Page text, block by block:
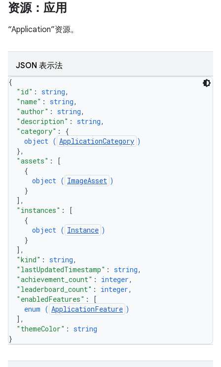
资源：应用
“Application”资源。
JSON 表示法
{
"id" : string,
"name" : string,
"author" : string,
"description" : string,
"category" : {
object ( ApplicationCategory )
},
"assets" :
[
{
object ( ImageAsset )
}
] ,
"instances" :
[
{
object ( Instance )
}
] ,
"kind" : string,
"lastUpdatedTimestamp" : string,
"achievement_count" : integer,
"leaderboard_count" : integer,
"enabledFeatures" :
[
enum ( ApplicationFeature )
] ,
"themeColor" : string
}